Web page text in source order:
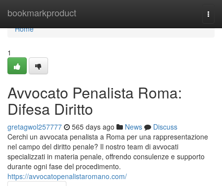
bookmarkproduct
Home
Home
1
Avvocato Penalista Roma:
Difesa Diritto
gretagwol257777 565 days ago News
Discuss
Cerchi un avvocata penalista a Roma per una rappresentazione
nel campo del diritto penale? Il nostro team di avvocati
specializzati in materia penale, offrendo consulenze e supporto
durante ogni fase del procedimento.
https://avvocatopenalistaromano.com/